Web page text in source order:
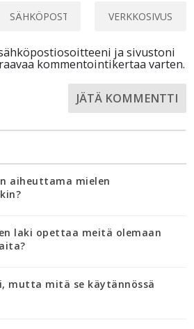
ja sivustoni
kommentointikertaa varten.
aiheuttama mielen
laki opettaa meitä olemaan
mutta mitä se käytännössä